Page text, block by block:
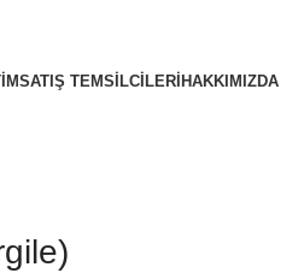
SATIŞ TEMSILCILERI HAKKIMIZDA